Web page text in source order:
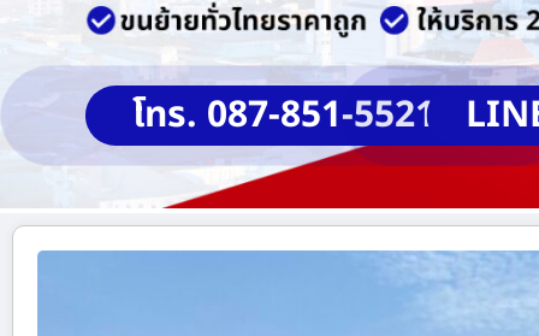
โทร. 087-851-5521